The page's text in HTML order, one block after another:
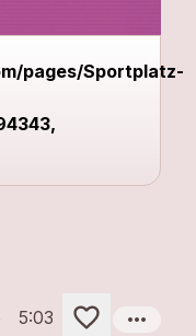
pages/Sportplatz-
5:03 more_horiz